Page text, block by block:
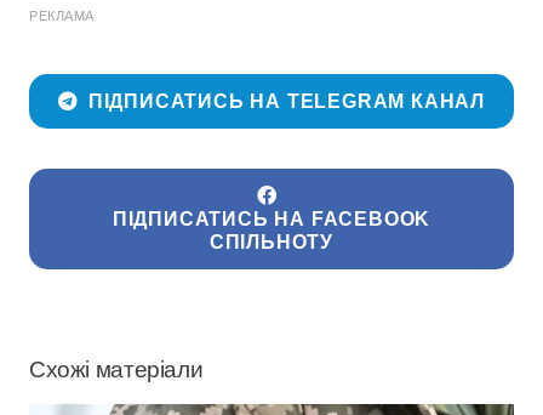
РЕКЛАМА
ПІДПИСАТИСЬ НА TELEGRAM КАНАЛ
ПІДПИСАТИСЬ НА FACEBOOK
СПІЛЬНОТУ
Схожі матеріали